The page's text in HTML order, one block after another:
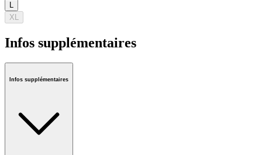
L
XL
Infos supplémentaires
Infos supplémentaires